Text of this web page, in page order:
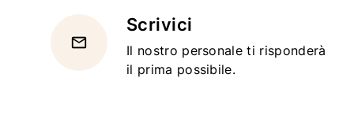
email
Scrivici
Il nostro personale ti risponderà
il prima possibile.